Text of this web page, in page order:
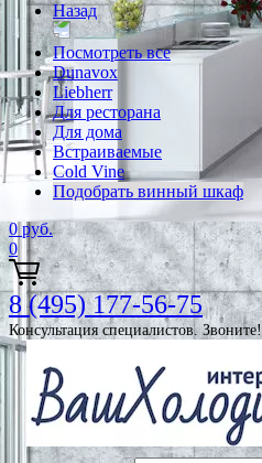
Назад
Посмотреть все
Dunavox
Liebherr
Для ресторана
Для дома
Встраиваемые
Cold Vine
Подобрать винный шкаф
0 руб.
0
8 (495) 177-56-75
Консультация специалистов. Звоните!